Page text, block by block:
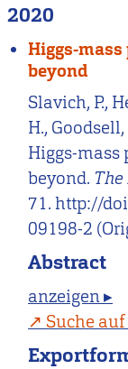
2020
Higgs-
beyond
Slavich, P.,
H.,
Higgs-mass
beyond.
71. http://
09198-2
Abstract
anzeigen ▸
Suche